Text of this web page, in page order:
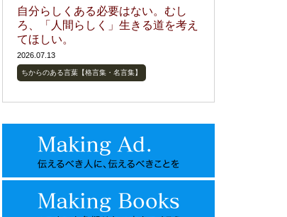
自分らしくある必要はない。むし
ろ、「人間らしく」生きる道を考え
てほしい。
2026.07.13
ちからのある言葉【格言集・名言集】